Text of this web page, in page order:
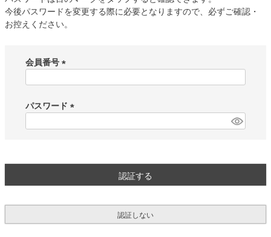
今後パスワードを変更する際に必要となりますので、必ずご確認・
お控えください。
会員番号
須
)
パスワード
認証する
認証しない